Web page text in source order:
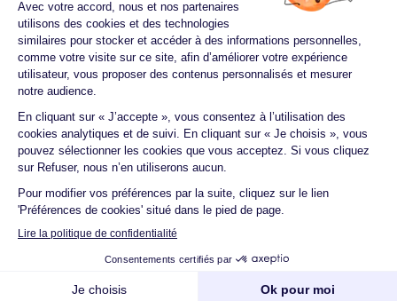
Un crédit vous engage et doit être remboursé.
Vérifiez vos capacités de remboursement avant de
vous engager.
Aucun versement, de quelque nature que ce soit, ne
peut être exigé d'un particulier avant l'obtention
d'un ou plusieurs prêts d'argent.
© 2026 Guide du crédit •Plan du site• Mentions
Accessibilité Contact